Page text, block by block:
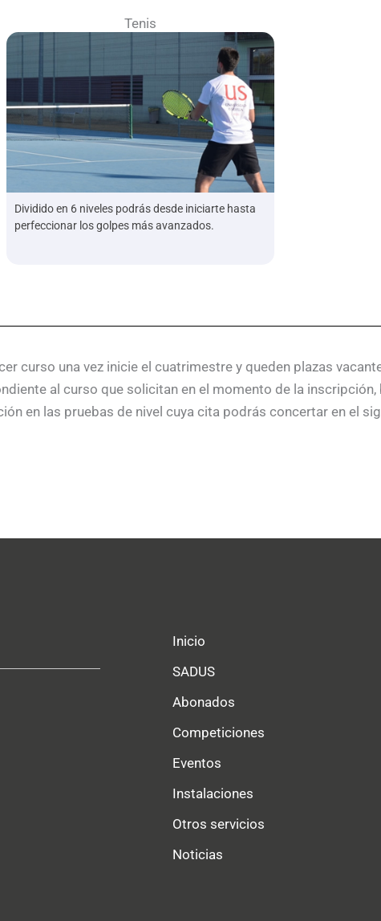
Tenis
Dividido en 6 niveles podrás desde iniciarte hasta
perfeccionar los golpes más avanzados.
curso una vez inicie el cuatrimestre y queden plazas
al curso que solicitan en el momento de la inscripción,
en las pruebas de nivel cuya cita podrás concertar en el
Inicio
SADUS
Abonados
Competiciones
Eventos
Instalaciones
Otros servicios
Noticias